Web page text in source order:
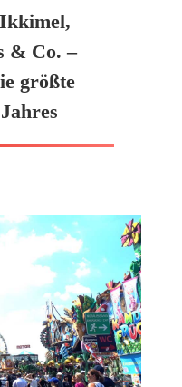
& Co. –
größte